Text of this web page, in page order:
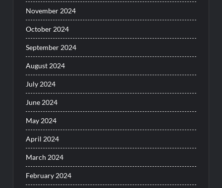
November 2024
October 2024
September 2024
August 2024
July 2024
June 2024
May 2024
April 2024
March 2024
February 2024